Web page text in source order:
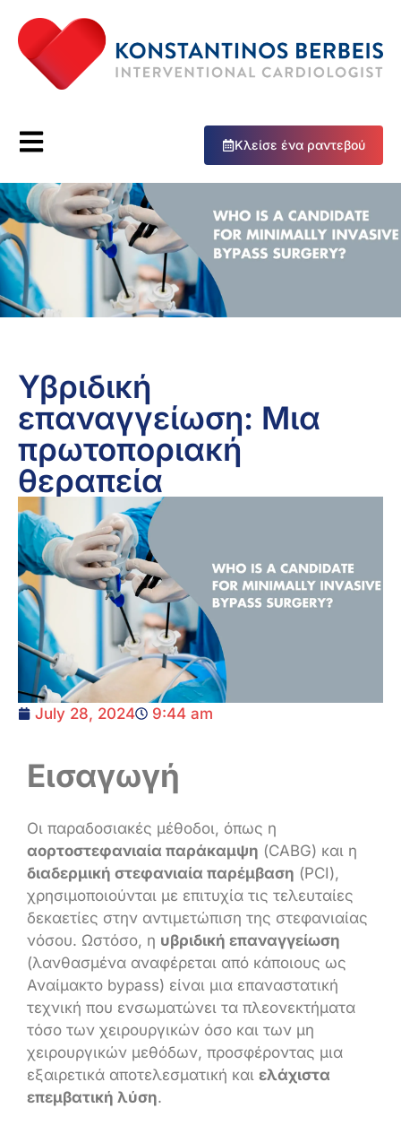
Κλείσε ένα ραντεβού
Υβριδική
επαναγγείωση: Μια
πρωτοποριακή
θεραπεία
July 28, 2024 9:44 am
Εισαγωγή
Οι παραδοσιακές μέθοδοι, όπως η
αορτοστεφανιαία παράκαμψη (CABG) και η
διαδερμική στεφανιαία παρέμβαση (PCI),
χρησιμοποιούνται με επιτυχία τις τελευταίες
δεκαετίες στην αντιμετώπιση της στεφανιαίας
νόσου. Ωστόσο, η υβριδική επαναγγείωση
(λανθασμένα αναφέρεται από κάποιους ως
Αναίμακτο bypass) είναι μια επαναστατική
τεχνική που ενσωματώνει τα πλεονεκτήματα
τόσο των χειρουργικών όσο και των μη
χειρουργικών μεθόδων, προσφέροντας μια
εξαιρετικά αποτελεσματική και ελάχιστα
επεμβατική λύση.